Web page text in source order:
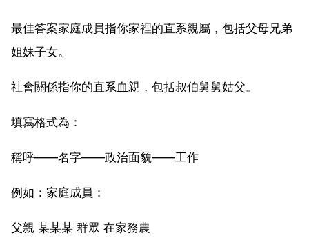
最佳答案家庭成員指你家裡的直系親屬，包括父母兄弟
姐妹子女。
社會關係指你的直系血親，包括叔伯舅舅姑父。
填寫格式為：
稱呼——名字——政治面貌——工作
例如：家庭成員：
父親 某某某 群眾 在家務農